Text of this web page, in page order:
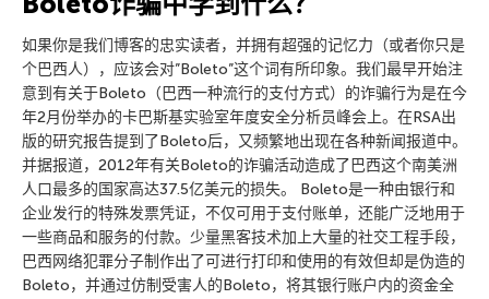
如果你是我们博客的忠实读者，并拥有超强的记忆力（或者你只是
个巴西人），应该会对”Boleto”这个词有所印象。我们最早开始注
意到有关于Boleto（巴西一种流行的支付方式）的诈骗行为是在今
年2月份举办的卡巴斯基实验室年度安全分析员峰会上。在RSA出
版的研究报告提到了Boleto后，又频繁地出现在各种新闻报道中。
并据报道，2012年有关Boleto的诈骗活动造成了巴西这个南美洲
人口最多的国家高达37.5亿美元的损失。 Boleto是一种由银行和
企业发行的特殊发票凭证，不仅可用于支付账单，还能广泛地用于
一些商品和服务的付款。少量黑客技术加上大量的社交工程手段，
巴西网络犯罪分子制作出了可进行打印和使用的有效但却是伪造的
Boleto，并通过仿制受害人的Boleto，将其银行账户内的资金全